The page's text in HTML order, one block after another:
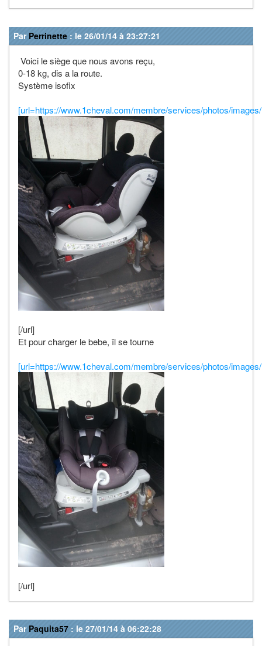
Par Perrinette : le 26/01/14 à 23:27:21
Voici le siège que nous avons reçu,
0-18 kg, dis a la route.
Système isofix
[url=https://www.1cheval.com/membre/services/photos/
[/url]
Et pour charger le bebe, îl se tourne
[url=https://www.1cheval.com/membre/services/photos/
[/url]
Par Paquita57 : le 27/01/14 à 06:22:28